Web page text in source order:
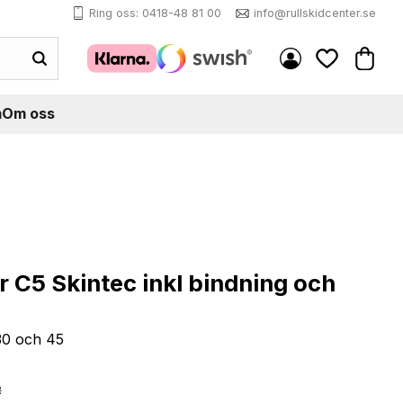
Ring oss: 0418-48 81 00 info@rullskidcenter.se
Om oss
C5 Skintec inkl bindning och
och 45
pris: